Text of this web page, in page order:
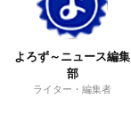
よろず～ニュース編集
部
ライター・編集者